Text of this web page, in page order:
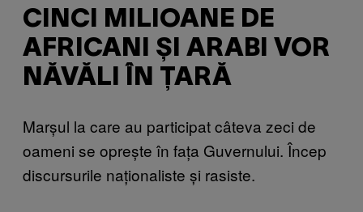
CINCI MILIOANE DE
AFRICANI ȘI ARABI VOR
NĂVĂLI ÎN ȚARĂ
Marșul la care au participat câteva zeci de
oameni se oprește în fața Guvernului. Încep
discursurile naționaliste și rasiste.